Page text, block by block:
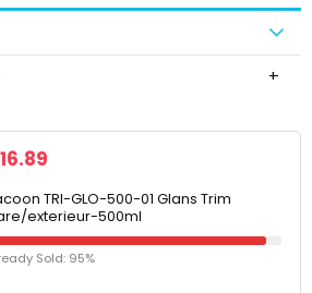
16.89
TRI-GLO-500-01 Glans Trim
exterieur-500ml
Sold: 95%